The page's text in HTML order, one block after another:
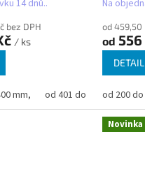
14 dnů..
bez DPH
/ ks
mm, od 401 do 500 mm,
Na
od 459,50
od 556
DETAIL
od 200
Novinka